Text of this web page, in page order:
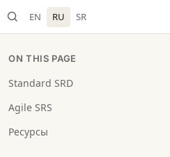
EN RU SR
ON THIS PAGE
Standard SRD
Agile SRS
Ресурсы